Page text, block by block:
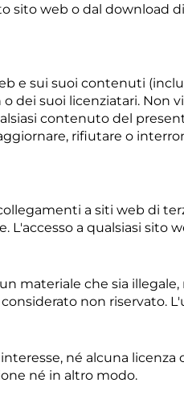
web o dal download
e sui suoi contenuti
dei suoi licenziatari. Non
contenuto del
rifiutare o
a siti web di
L'accesso a qualsiasi sito
materiale che sia
non
né alcuna
né in altro modo.